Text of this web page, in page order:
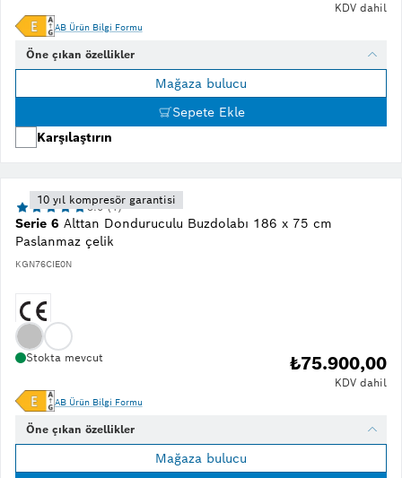
KDV dahil
AB Ürün Bilgi Formu
Öne çıkan özellikler
Mağaza bulucu
Sepete Ekle
Karşılaştırın
Serie 6 Alttan Donduruculu Buzdolabı 186 x 75 cm
Paslanmaz çelik
KGN76CIE0N
5.0 (1)
10 yıl kompresör garantisi
Stokta mevcut ₺75.900,00
KDV dahil
AB Ürün Bilgi Formu
Öne çıkan özellikler
Mağaza bulucu